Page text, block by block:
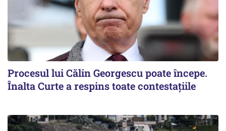
Procesul lui Călin Georgescu poate începe.
Înalta Curte a respins toate contestațiile